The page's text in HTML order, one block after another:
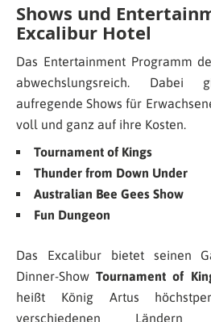
Shows und
Excalibur Hotel
Das Entertainment Programm
abwechslungsreich.
aufregende Shows für
voll und ganz auf ihre Kosten.
Tournament of Kings
Thunder from Down Under
Australian Bee Gees Show
Fun Dungeon
Das Excalibur bietet seinen
Dinner-ShowTournament of
heißt König Artus
verschiedenen